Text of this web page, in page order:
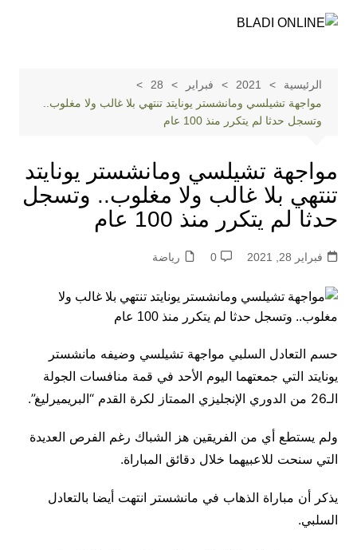
الرئيسية 2021 فبراير
28
مواجهة تشيلسي ومانشستر يونايتد تنتهي بلا غالب ولا مغلوب..
وتسجل حدثا لم يتكرر منذ 100 عام
مواجهة تشيلسي ومانشستر يونايتد
تنتهي بلا غالب ولا مغلوب.. وتسجل
حدثا لم يتكرر منذ 100 عام
فبراير 28, 2021 0 رياضة
حسم التعادل السلبي مواجهة تشيلسي وضيفه مانشستر
يونايتد التي جمعتهما اليوم الأحد في قمة منافسات الجولة
الـ26 من الدوري الإنجليزي الممتاز لكرة القدم “البريميرليغ”.
ولم يستطع أي من الفريقين هز الشباك رغم الفرص العديدة
التي سنحت للاعبيهما خلال دقائق المباراة.
يذكر أن مباراة الذهاب في مانشستر انتهت أيضا بالتعادل
السلبي.